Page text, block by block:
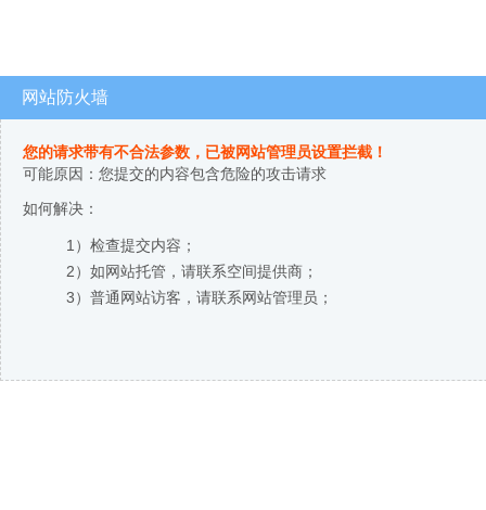
网站防火墙
您的请求带有不合法参数，已被网站管理员设置拦截！
可能原因：您提交的内容包含危险的攻击请求
如何解决：
1）检查提交内容；
2）如网站托管，请联系空间提供商；
3）普通网站访客，请联系网站管理员；